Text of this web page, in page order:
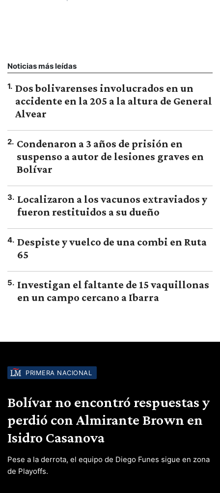
Noticias más leídas
1. Dos bolivarenses involucrados en un
accidente en la 205 a la altura de General
Alvear
2. Condenaron a 3 años de prisión en
suspenso a autor de lesiones graves en
Bolívar
3. Localizaron a los vacunos extraviados y
fueron restituidos a su dueño
4. Despiste y vuelco de una combi en Ruta
65
5. Investigan el faltante de 15 vaquillonas
en un campo cercano a Ibarra
PRIMERA NACIONAL
Bolívar no encontró respuestas y
perdió con Almirante Brown en
Isidro Casanova
Pese a la derrota, el equipo de Diego Funes sigue en zona
de Playoffs.